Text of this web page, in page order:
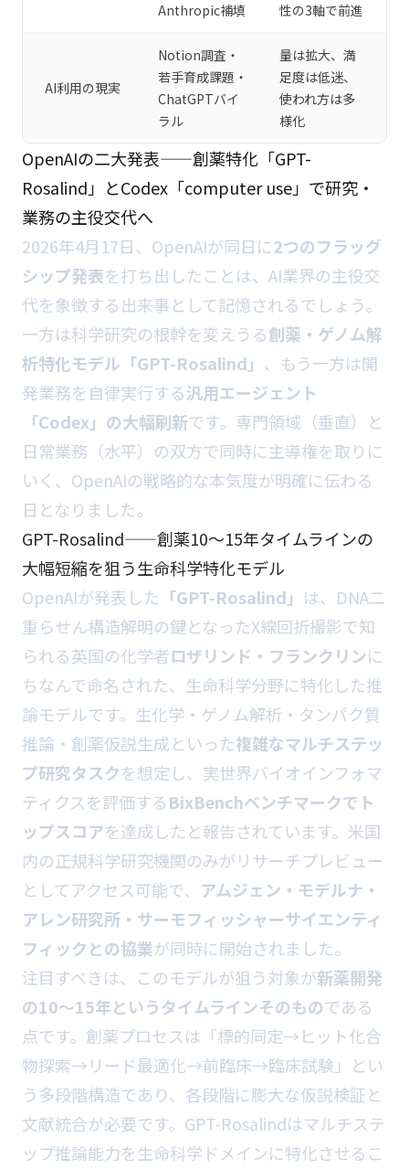
Anthropic補填 性の3軸で前進
AI利用の現実
Notion調査・
若手育成課題・
ChatGPTバイ
ラル
量は拡大、満
足度は低迷、
使われ方は多
様化
OpenAIの二大発表——創薬特化「GPT-
Rosalind」とCodex「computer use」で研究・
業務の主役交代へ
2026年4月17日、OpenAIが同日に2つのフラッグ
シップ発表を打ち出したことは、AI業界の主役交
代を象徴する出来事として記憶されるでしょう。
一方は科学研究の根幹を変えうる創薬・ゲノム解
析特化モデル「GPT-Rosalind」 、もう一方は開
発業務を自律実行する汎用エージェント
「Codex」の大幅刷新です。専門領域（垂直）と
日常業務（水平）の双方で同時に主導権を取りに
いく、OpenAIの戦略的な本気度が明確に伝わる
日となりました。
GPT-Rosalind——創薬10〜15年タイムラインの
大幅短縮を狙う生命科学特化モデル
OpenAIが発表した 「GPT-Rosalind」 は、DNA二
重らせん構造解明の鍵となったX線回折撮影で知
られる英国の化学者ロザリンド・フランクリンに
ちなんで命名された、生命科学分野に特化した推
論モデルです。生化学・ゲノム解析・タンパク質
推論・創薬仮説生成といった複雑なマルチステッ
プ研究タスクを想定し、実世界バイオインフォマ
ティクスを評価するBixBenchベンチマークでト
ップスコアを達成したと報告されています。米国
内の正規科学研究機関のみがリサーチプレビュー
としてアクセス可能で、 アムジェン・モデルナ・
アレン研究所・サーモフィッシャーサイエンティ
フィックとの協業が同時に開始されました。
注目すべきは、このモデルが狙う対象が新薬開発
の10〜15年というタイムラインそのものである
点です。創薬プロセスは「標的同定→ヒット化合
物探索→リード最適化→前臨床→臨床試験」とい
う多段階構造であり、各段階に膨大な仮説検証と
文献統合が必要です。GPT-Rosalindはマルチステ
ップ推論能力を生命科学ドメインに特化させるこ